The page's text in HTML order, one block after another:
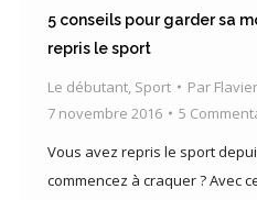
5 conseils pour garder sa
repris le sport
Le débutant, Sport Par
7 novembre 2016
5
Vous avez repris le sport
commencez à craquer ? Avec